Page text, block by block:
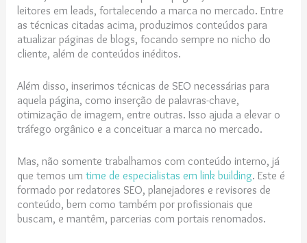
leitores em leads, fortalecendo a marca no mercado. Entre
as técnicas citadas acima, produzimos conteúdos para
atualizar páginas de blogs, focando sempre no nicho do
cliente, além de conteúdos inéditos.
Além disso, inserimos técnicas de SEO necessárias para
aquela página, como inserção de palavras-chave,
otimização de imagem, entre outras. Isso ajuda a elevar o
tráfego orgânico e a conceituar a marca no mercado.
Mas, não somente trabalhamos com conteúdo interno, já
que temos umtime de especialistas em link building. Este é
formado por redatores SEO, planejadores e revisores de
conteúdo, bem como também por profissionais que
buscam, e mantêm, parcerias com portais renomados.